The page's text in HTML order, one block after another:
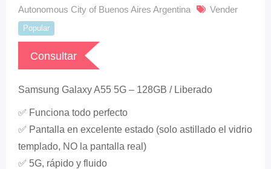
Autonomous City of Buenos Aires Argentina
Vender
Popular
Consultar
Samsung Galaxy A55 5G – 128GB / Liberado
✅ Funciona todo perfecto
✅ Pantalla en excelente estado (solo astillado el vidrio
templado, NO la pantalla real)
✅ 5G, rápido y fluido